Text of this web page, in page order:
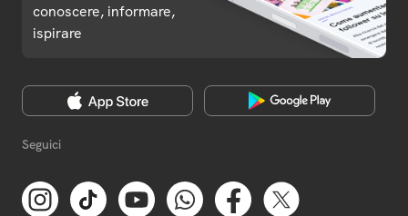
conoscere, informare,
ispirare
Seguici